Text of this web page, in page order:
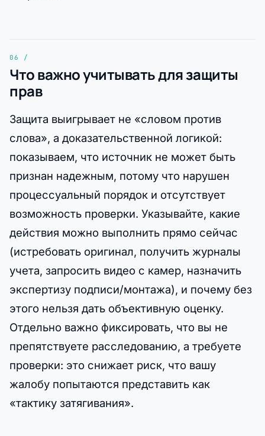
Что важно учитывать для защиты
прав
Защита выигрывает не «словом против
слова», а доказательственной логикой:
показываем, что источник не может быть
признан надежным, потому что нарушен
процессуальный порядок и отсутствует
возможность проверки. Указывайте, какие
действия можно выполнить прямо сейчас
(истребовать оригинал, получить журналы
учета, запросить видео с камер, назначить
экспертизу подписи/монтажа), и почему без
этого нельзя дать объективную оценку.
Отдельно важно фиксировать, что вы не
препятствуете расследованию, а требуете
проверки: это снижает риск, что вашу
жалобу попытаются представить как
«тактику затягивания».